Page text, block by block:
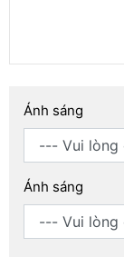
Ánh sáng
Ánh sáng